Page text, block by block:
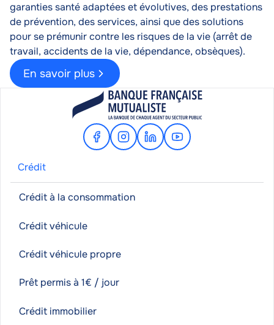
garanties santé adaptées et évolutives, des prestations
de prévention, des services, ainsi que des solutions
pour se prémunir contre les risques de la vie (arrêt de
travail, accidents de la vie, dépendance, obsèques).
En savoir plus
FacebookInstagram
LinkedinYoutube
Crédit
Crédit à la consommation
Crédit véhicule
Crédit véhicule propre
Prêt permis à 1€ / jour
Crédit immobilier